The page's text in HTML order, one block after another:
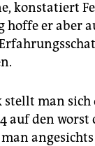
konstatiert
hoffe er aber
stellt man
auf den worst